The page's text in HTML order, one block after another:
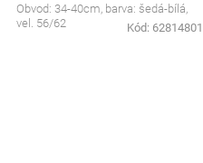
Obvod: 34-40cm, barva: šedá-bílá,
vel. 56/62
Kód: 62814801